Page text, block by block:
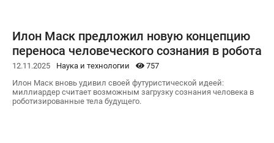
Илон Маск предложил новую концепцию
переноса человеческого сознания в робота
12.11.2025 Наука и технологии
757
Илон Маск вновь удивил своей футуристической идеей:
миллиардер считает возможным загрузку сознания человека в
роботизированные тела будущего.